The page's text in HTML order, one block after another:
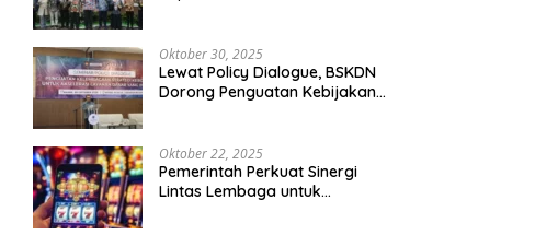
Oktober 30, 2025
Lewat Policy Dialogue, BSKDN
Dorong Penguatan Kebijakan
Oktober 22, 2025
Pemerintah Perkuat Sinergi
Lintas Lembaga untuk